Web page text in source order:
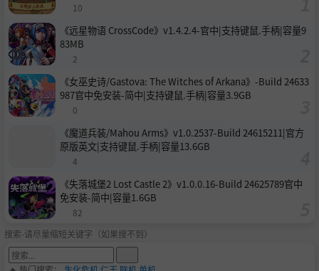
10
《远星物语 CrossCode》v1.4.2.4-官中|支持键鼠.手柄|容量9
83MB
2
《女巫史诗/Gastova: The Witches of Arkana》-Build 24633
987官中免安装-简中|支持键鼠.手柄|容量3.9GB
0
《魔道兵装/Mahou Arms》v1.0.2537-Build 24615211|官方
原版英文|支持键鼠.手柄|容量13.6GB
4
《失落城堡2 Lost Castle 2》v1.0.0.16-Build 24625789官中
免安装-简中|容量1.6GB
82
搜索-请尽量缩短关键字（如果搜不到）